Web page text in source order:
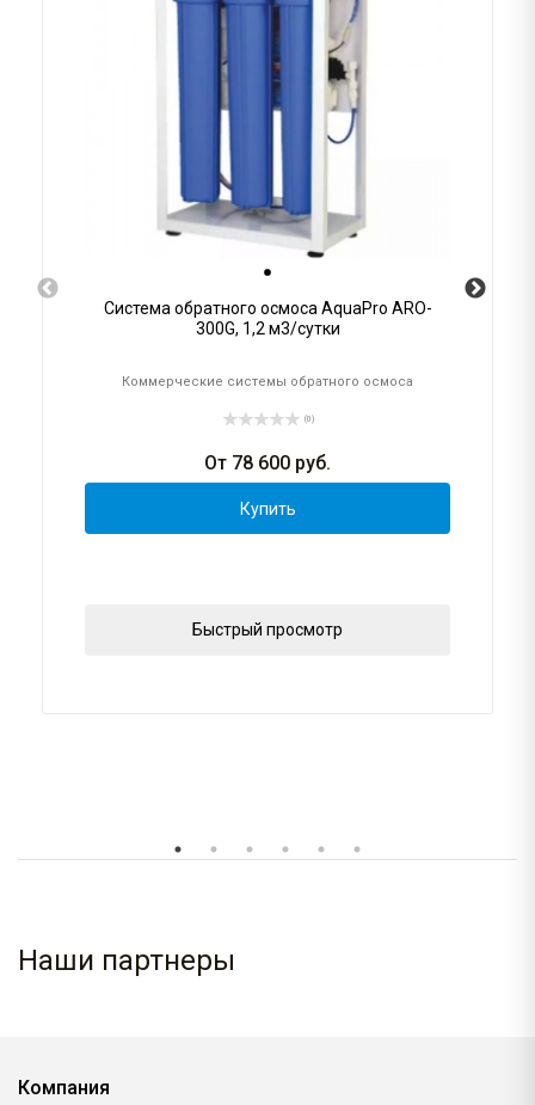
Система обратного осмоса AquaPro ARO-
300G, 1,2 м3/сутки
Коммерческие системы обратного осмоса
(0)
От 78 600 руб.
Купить
Быстрый просмотр
Наши партнеры
Компания